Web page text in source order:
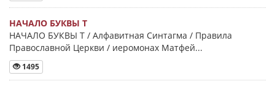
НАЧАЛО БУКВЫ Τ
НАЧАЛО БУКВЫ Τ / Алфавитная Синтагма / Правила
Православной Церкви / иеромонах Матфей...
1495